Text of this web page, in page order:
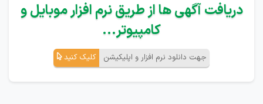
دریافت آگهی ها از طریق نرم افزار موبایل و
کامپیوتر...
جهت دانلود نرم افزار و اپلیکیشن کلیک کنید